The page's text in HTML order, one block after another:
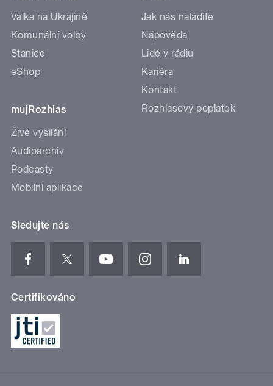
Válka na Ukrajině
Komunální volby
Stanice
eShop
mujRozhlas
Živé vysílání
Audioarchiv
Podcasty
Mobilní aplikace
Jak nás naladíte
Nápověda
Lidé v rádiu
Kariéra
Kontakt
Rozhlasový poplatek
Sledujte nás
Certifikováno